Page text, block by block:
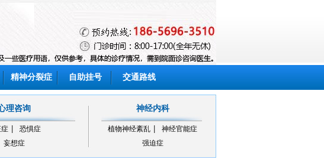
精神分裂症 自助挂号 交通路线
理咨询
恐惧症
妄想症
神经内科
植物神经紊乱
神经官能症
强迫症